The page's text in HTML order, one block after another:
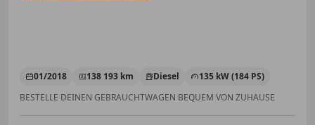
01/2018 138 193 km Diesel
135 kW (184 PS)
BESTELLE DEINEN GEBRAUCHTWAGEN BEQUEM VON ZUHAUSE